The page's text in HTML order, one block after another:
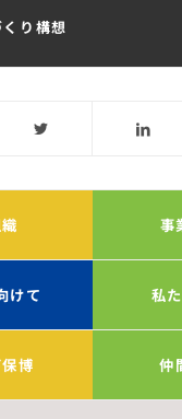
り構想
事
けて 私
博 仲